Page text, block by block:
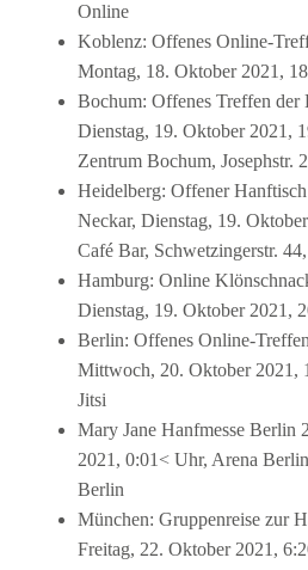
Online
Koblenz: Offenes Online-
Montag, 18. Oktober 2021,
Bochum: Offenes Treffen
Dienstag, 19. Oktober 2021,
Zentrum Bochum, Josephstr.
Heidelberg: Offener
Neckar, Dienstag, 19.
Café Bar, Schwetzingerstr.
Hamburg: Online
Dienstag, 19. Oktober 2021,
Berlin: Offenes Online-
Mittwoch, 20. Oktober 2021,
Jitsi
Mary Jane Hanfmesse Berlin
2021, 0:01< Uhr, Arena
Berlin
München: Gruppenreise zur
Freitag, 22. Oktober 2021,